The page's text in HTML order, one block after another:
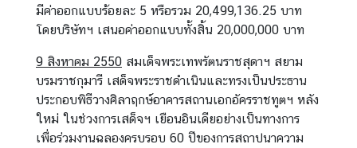
มีค่าออกแบบร้อยละ 5 หรือรวม 20,499,136.25 บาท
โดยบริษัทฯ เสนอค่าออกแบบทั้งสิ้น 20,000,000 บาท
9 สิงหาคม 2550 สมเด็จพระเทพรัตนราชสุดาฯ สยาม
บรมราชกุมารี เสด็จพระราชดำเนินและทรงเป็นประธาน
ประกอบพิธีวางศิลาฤกษ์อาคารสถานเอกอัครราชทูตฯ หลัง
ใหม่ ในช่วงการเสด็จฯ เยือนอินเดียอย่างเป็นทางการ
เพื่อร่วมงานฉลองครบรอบ 60 ปีของการสถาปนาความ